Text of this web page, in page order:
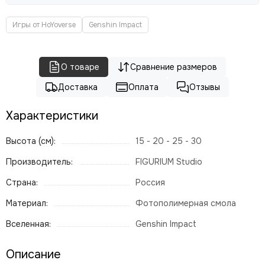
Игры от HoYoverse Genshin Impact
О товаре
Сравнение размеров
Доставка
Оплата Отзывы
Характеристики
Высота (см):
15 - 20 - 25 - 30
Производитель:
FIGURIUM Studio
Страна:
Россия
Материал:
Фотополимерная смола
Вселенная:
Genshin Impact
Описание